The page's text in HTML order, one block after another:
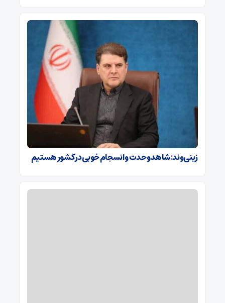
زینی‌وند: شاهد وحدت و انسجام خوبی در کشور هستیم